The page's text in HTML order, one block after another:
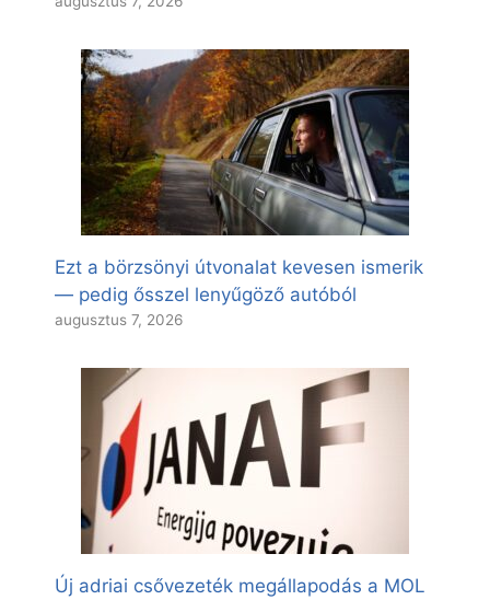
Ezt a börzsönyi útvonalat kevesen ismerik
— pedig ősszel lenyűgöző autóból
augusztus 7, 2026
Új adriai csővezeték megállapodás a MOL